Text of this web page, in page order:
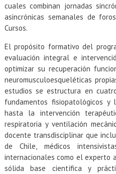
cuales combinan jornadas
asincrónicas semanales de
Cursos.
El propósito formativo del
evaluación integral e
optimizar su recuperación
neuromusculoesqueléticas
estudios se estructura en
fundamentos fisiopatológicos
hasta la intervención
respiratoria y ventilación
docente transdisciplinar que
de Chile, médicos
internacionales como el experto
sólida base científica y